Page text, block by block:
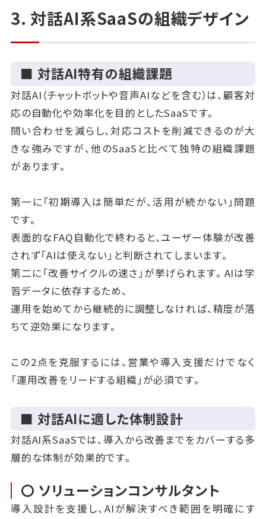
す。
「全社的なプロセス統合」です。
マーケティングだけの施策にとどまらず、
営業・CSを巻き込みながらデータとコンテンツを循環
させる体制を築くことが、成果を最大化する条件とな
ります。
3. 対話AI系SaaSの組織デザイン
■ 対話AI特有の組織課題
対話AI（チャットボットや音声AIなどを含む）は、顧客対
応の自動化や効率化を目的としたSaaSです。
問い合わせを減らし、対応コストを削減できるのが大
きな強みですが、他のSaaSと比べて独特の組織課題
があります。
第一に「初期導入は簡単だが、活用が続かない」問題
です。
表面的なFAQ自動化で終わると、ユーザー体験が改善
されず「AIは使えない」と判断されてしまいます。
第二に「改善サイクルの速さ」が挙げられます。AIは学
習データに依存するため、
運用を始めてから継続的に調整しなければ、精度が落
ちて逆効果になります。
この2点を克服するには、営業や導入支援だけでなく
「運用改善をリードする組織」が必須です。
■ 対話AIに適した体制設計
対話AI系SaaSでは、導入から改善までをカバーする多
層的な体制が効果的です。
〇 ソリューションコンサルタント
導入設計を支援し、AIが解決すべき範囲を明確にす